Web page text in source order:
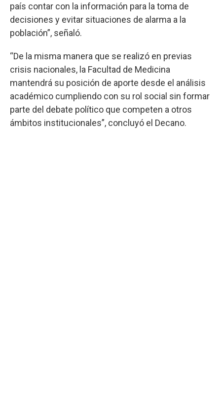
país contar con la información para la toma de
decisiones y evitar situaciones de alarma a la
población”, señaló.
“De la misma manera que se realizó en previas
crisis nacionales, la Facultad de Medicina
mantendrá su posición de aporte desde el análisis
académico cumpliendo con su rol social sin formar
parte del debate político que competen a otros
ámbitos institucionales”, concluyó el Decano.